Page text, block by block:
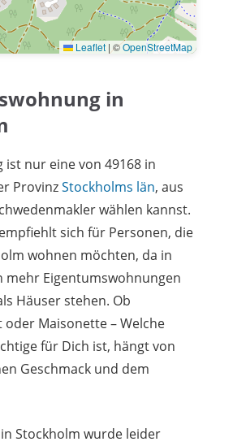
Leaflet | ©OpenStreetMap
in
ist nur eine von 49168 in
ProvinzStockholms län, aus
wählen kannst.
sich für Personen, die
wohnen möchten, da in
mehr Eigentumswohnungen
Häuser stehen. Ob
oder Maisonette – Welche
für Dich ist, hängt von
Geschmack und dem
Stockholm wurde leider